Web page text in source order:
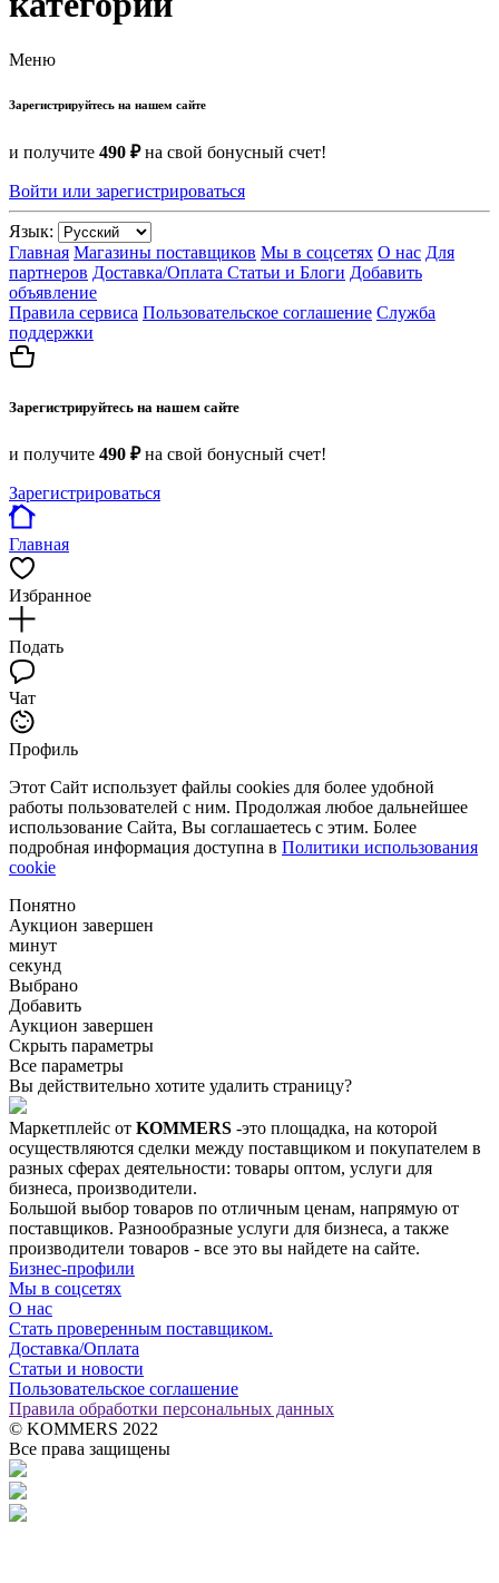
Меню
Зарегистрируйтесь на нашем сайте
и получите 490 ₽на свой бонусный счет!
Войти или зарегистрироваться
Язык:
Главная Магазины поставщиков Мы в соцсетях О нас Для
партнеров Доставка/Оплата Статьи и Блоги Добавить
объявление
Правила сервиса Пользовательское соглашение Служба
поддержки
Зарегистрируйтесь на нашем сайте
и получите 490 ₽на свой бонусный счет!
Зарегистрироваться
Главная
Избранное
Подать
Чат
Профиль
Этот Сайт использует файлы cookies для более удобной
работы пользователей с ним. Продолжая любое дальнейшее
использование Сайта, Вы соглашаетесь с этим. Более
подробная информация доступна в Политики использования
cookie
Понятно
Аукцион завершен
минут
секунд
Выбрано
Добавить
Аукцион завершен
Скрыть параметры
Все параметры
Вы действительно хотите удалить страницу?
Маркетплейс от KOMMERS -это площадка, на которой
осуществляются сделки между поставщиком и покупателем в
разных сферах деятельности: товары оптом, услуги для
бизнеса, производители.
Большой выбор товаров по отличным ценам, напрямую от
поставщиков. Разнообразные услуги для бизнеса, а также
производители товаров - все это вы найдете на сайте.
Бизнес-профили
Мы в соцсетях
О нас
Стать проверенным поставщиком.
Доставка/Оплата
Статьи и новости
Пользовательское соглашение
Правила обработки персональных данных
© KOMMERS 2022
Все права защищены